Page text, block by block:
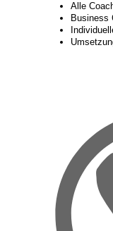
Alle
Business